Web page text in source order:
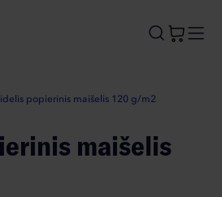
Didelis popierinis maišelis 120 g/m2